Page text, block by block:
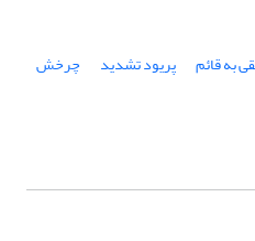
به قائم پریود تشدید چرخش